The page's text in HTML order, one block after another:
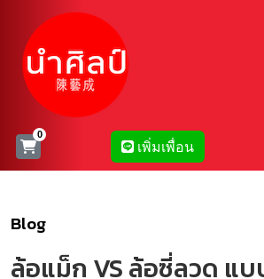
เพิ่มเพื่อน
Blog
ล้อแม็ก VS ล้อซี่ลวด แ